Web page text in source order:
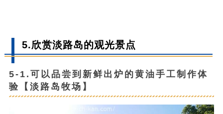
5.欣赏淡路岛的观光景点
5-1.可以品尝到新鲜出炉的黄油手工制作体
验【淡路岛牧场】